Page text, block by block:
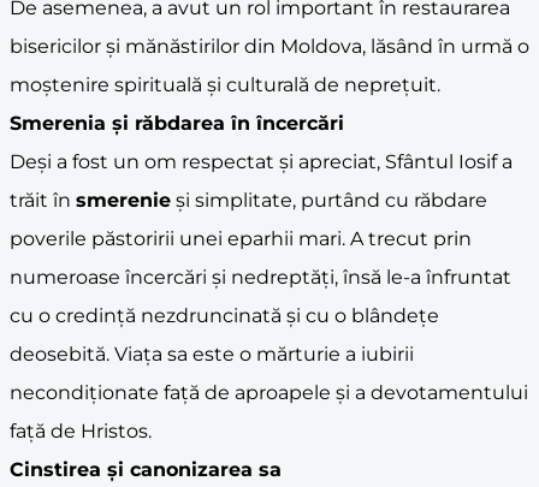
De asemenea, a avut un rol important în restaurarea
bisericilor și mănăstirilor din Moldova, lăsând în urmă o
moștenire spirituală și culturală de neprețuit.
Smerenia și răbdarea în încercări
Deși a fost un om respectat și apreciat, Sfântul Iosif a
trăit în smerenie și simplitate, purtând cu răbdare
poverile păstoririi unei eparhii mari. A trecut prin
numeroase încercări și nedreptăți, însă le-a înfruntat
cu o credință nezdruncinată și cu o blândețe
deosebită. Viața sa este o mărturie a iubirii
necondiționate față de aproapele și a devotamentului
față de Hristos.
Cinstirea și canonizarea sa